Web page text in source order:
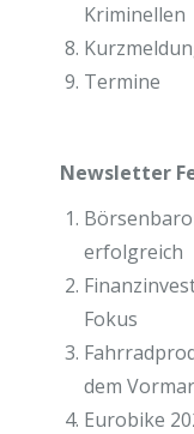
Kriminellen
Termine
Newsletter
erfolgreich
Fokus
dem
Eurobike